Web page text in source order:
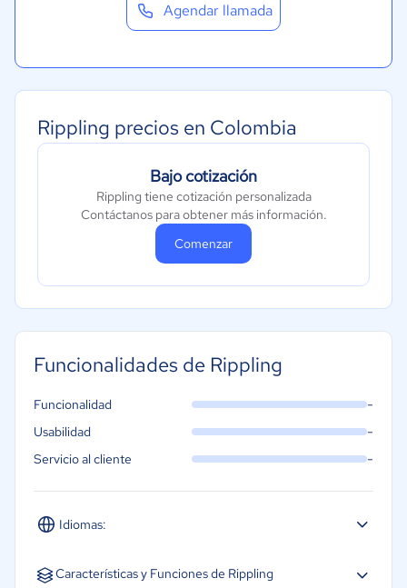
Agendar llamada
Rippling precios en Colombia
Bajo cotización
Rippling tiene cotización personalizada
Contáctanos para obtener más información.
Comenzar
Funcionalidades de Rippling
Idiomas:
Inglés
Funcionalidad -
Usabilidad -
Servicio al cliente -
Características y Funciones de Rippling